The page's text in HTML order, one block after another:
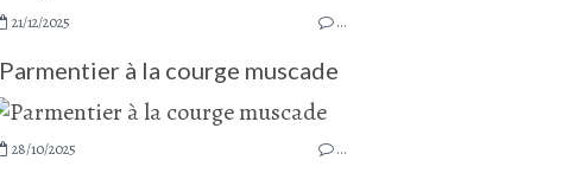
21/12/2025 …
Parmentier à la courge muscade
28/10/2025 …